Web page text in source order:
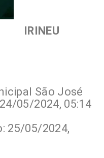
IRINEU
São José
05/2024, 05:14
25/05/2024,